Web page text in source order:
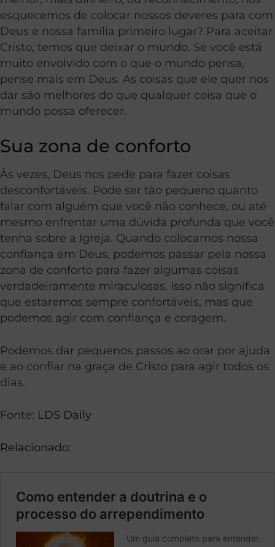
esquecemos de colocar nossos deveres para com
Deus e nossa família primeiro lugar? Para aceitar
Cristo, temos que deixar o mundo. Se você está
muito envolvido com o que o mundo pensa,
pense mais em Deus. As coisas que ele quer nos
dar são melhores do que qualquer coisa que o
mundo possa oferecer.
Sua zona de conforto
Às vezes, Deus nos pede para fazer coisas
desconfortáveis. Pode ser tão pequeno quanto
falar com alguém que você não conhece, ou até
mesmo enfrentar uma dúvida profunda que você
tenha sobre a Igreja. Quando colocamos nossa
confiança em Deus, podemos passar pela nossa
zona de conforto para fazer algumas coisas
verdadeiramente miraculosas. Isso não significa
que estaremos sempre confortáveis, mas que
podemos agir com confiança e coragem.
Podemos dar pequenos passos ao orar por ajuda
e ao confiar na graça de Cristo para agir todos os
dias.
Fonte: LDS Daily
Relacionado: